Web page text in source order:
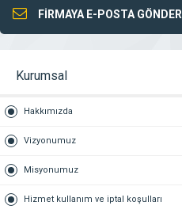
FİRMAYA E-POSTA GÖNDER
Kurumsal
Hakkımızda
Vizyonumuz
Misyonumuz
Hizmet kullanım ve iptal koşulları